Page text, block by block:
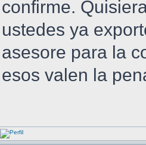
confirme.
ustedes ya
asesore para la
esos valen la